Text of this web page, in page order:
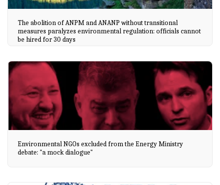
The abolition of ANPM and ANANP without transitional
measures paralyzes environmental regulation: officials cannot
be hired for 30 days
Environmental NGOs excluded from the Energy Ministry
debate: "a mock dialogue"